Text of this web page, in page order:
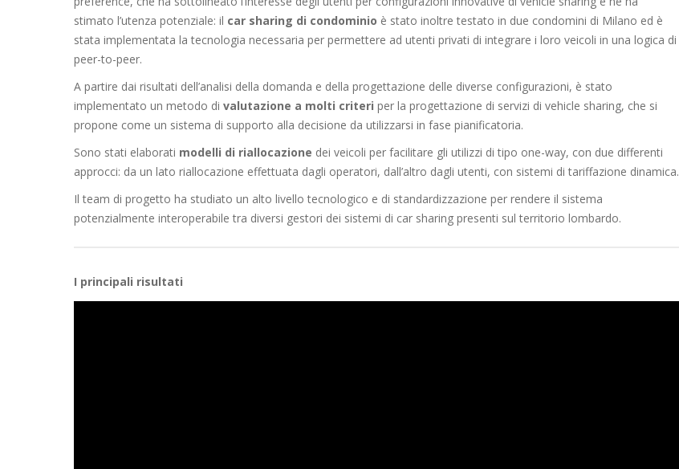
stimato l’utenza potenziale: il car sharing di condominio è stato inoltre testato in due condomini di Milano ed è
stata implementata la tecnologia necessaria per permettere ad utenti privati di integrare i loro veicoli in una logica di
peer-to-peer.
A partire dai risultati dell’analisi della domanda e della progettazione delle diverse configurazioni, è stato
implementato un metodo di valutazione a molti criteri per la progettazione di servizi di vehicle sharing, che si
propone come un sistema di supporto alla decisione da utilizzarsi in fase pianificatoria.
Sono stati elaborati modelli di riallocazione dei veicoli per facilitare gli utilizzi di tipo one-way, con due differenti
approcci: da un lato riallocazione effettuata dagli operatori, dall’altro dagli utenti, con sistemi di tariffazione dinamica.
Il team di progetto ha studiato un alto livello tecnologico e di standardizzazione per rendere il sistema
potenzialmente interoperabile tra diversi gestori dei sistemi di car sharing presenti sul territorio lombardo.
I principali risultati